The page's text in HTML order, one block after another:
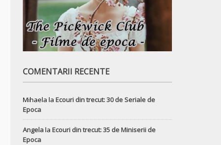
COMENTARII RECENTE
Mihaela la Ecouri din trecut: 30 de Seriale de
Epoca
Angelala Ecouri din trecut: 35 de Miniserii de
Epoca